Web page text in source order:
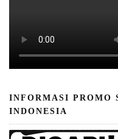
INFORMASI PROMO
INDONESIA